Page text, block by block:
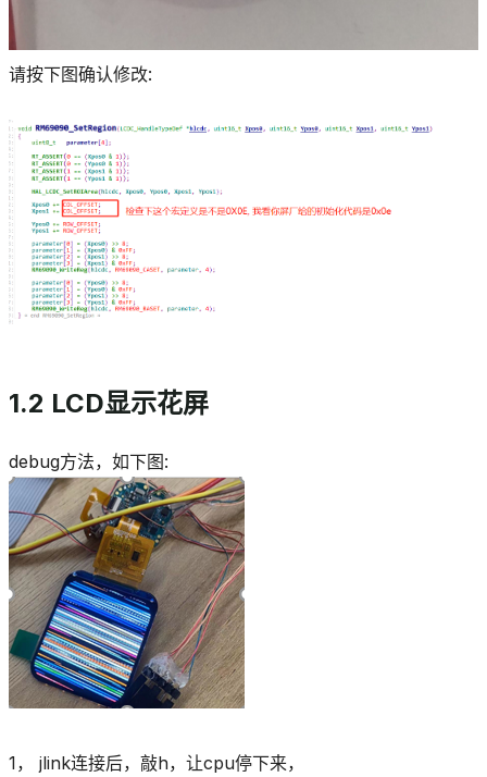
请按下图确认修改:
1.2 LCD显示花屏
debug方法，如下图:
1， jlink连接后，敲h，让cpu停下来，